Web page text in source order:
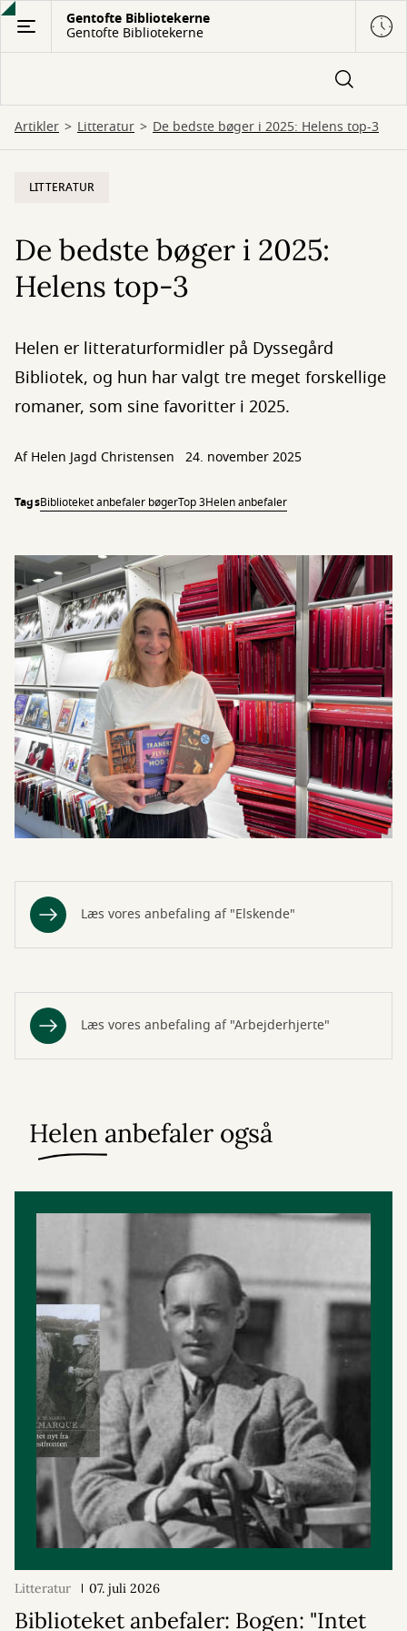
Gå
hovedindhold
Gentofte Bibliotekerne
Gentofte Bibliotekerne
Artikler Litteratur De bedste bøger i 2025: Helens top-3
LITTERATUR
De bedste bøger i 2025:
Helens top-3
Helen er litteraturformidler på Dyssegård
Bibliotek, og hun har valgt tre meget forskellige
romaner, som sine favoritter i 2025.
Af Helen Jagd Christensen 24. november 2025
TagsBiblioteket anbefaler bøgerTop 3Helen anbefaler
Læs vores anbefaling af "Elskende"
Læs vores anbefaling af "Arbejderhjerte"
Helen anbefaler også
Litteratur 07. juli 2026
Biblioteket anbefaler: Bogen: "Intet